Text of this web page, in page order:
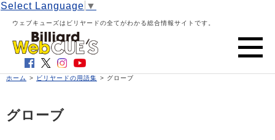
Select Language ▼
ウェブキューズはビリヤードの全てがわかる総合情報サイトです。
ホーム > ビリヤードの用語集 > グローブ
グローブ